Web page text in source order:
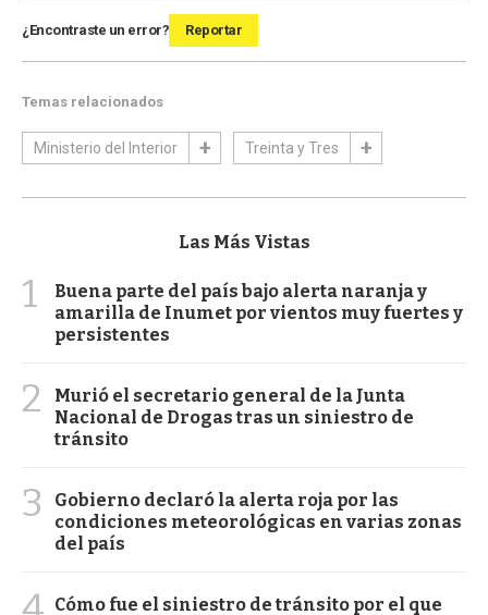
¿Encontraste un error? Reportar
Temas relacionados
Ministerio del Interior Treinta y Tres
Las Más Vistas
1
Buena parte del país bajo alerta naranja y
amarilla de Inumet por vientos muy fuertes y
persistentes
2
Murió el secretario general de la Junta
Nacional de Drogas tras un siniestro de
tránsito
3
Gobierno declaró la alerta roja por las
condiciones meteorológicas en varias zonas
del país
Cómo fue el siniestro de tránsito por el que